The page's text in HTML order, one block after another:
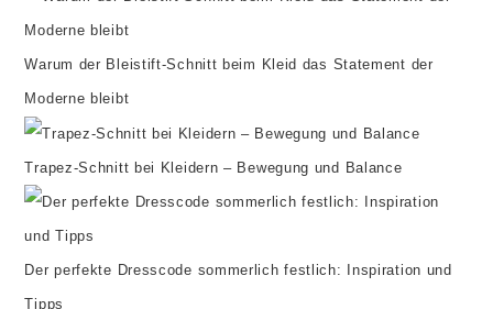
Warum der Bleistift-Schnitt beim Kleid das Statement der
Moderne bleibt
Trapez-Schnitt bei Kleidern – Bewegung und Balance
Der perfekte Dresscode sommerlich festlich: Inspiration und
Tipps